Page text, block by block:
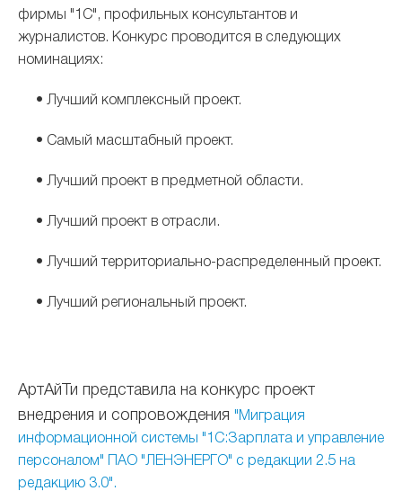
фирмы "1С", профильных консультантов и
журналистов. Конкурс проводится в следующих
номинациях:
• Лучший комплексный проект.
• Самый масштабный проект.
• Лучший проект в предметной области.
• Лучший проект в отрасли.
• Лучший территориально-распределенный проект.
• Лучший региональный проект.
АртАйТи представила на конкурс проект
внедрения и сопровождения "Миграция
информационной системы "1С:Зарплата и управление
персоналом" ПАО "ЛЕНЭНЕРГО" с редакции 2.5 на
редакцию 3.0".